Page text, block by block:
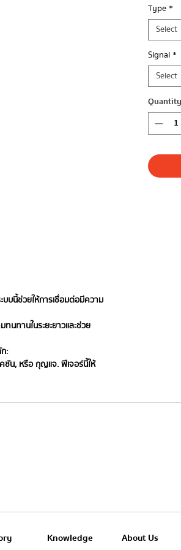
Type *
Select
Signal *
Select
Quantity
บบนี้ช่วยให้การเชื่อมต่อมีความ
นทานในระยะยาวและช่วย
:
ชัน, หรือ กุญแจ. ฟีเจอร์นี้ให้
Knowledge About Us